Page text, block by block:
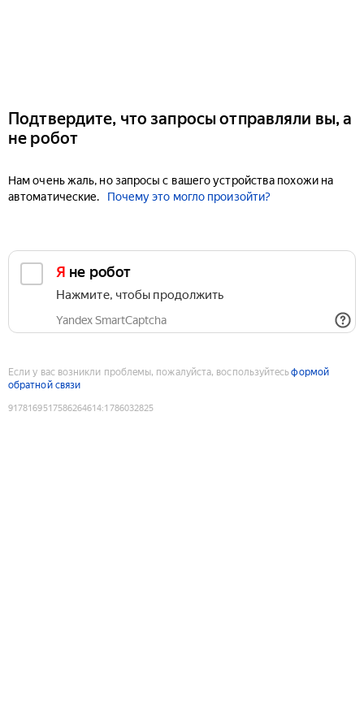
Подтвердите, что запросы отправляли вы, а
не робот
Нам очень жаль, но запросы с вашего устройства похожи на
автоматические.
Почему это могло произойти?
Я не робот
Нажмите, чтобы продолжить
Yandex SmartCaptcha
Если у вас возникли проблемы, пожалуйста, воспользуйтесьформой
обратной связи
9178169517586264614:1786032825